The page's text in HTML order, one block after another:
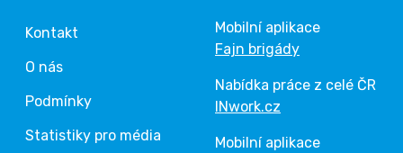
Kontakt
O nás
Podmínky
Statistiky pro média
Mobilní aplikace
Fajn brigády
Nabídka práce z celé ČR
INwork.cz
Mobilní aplikace